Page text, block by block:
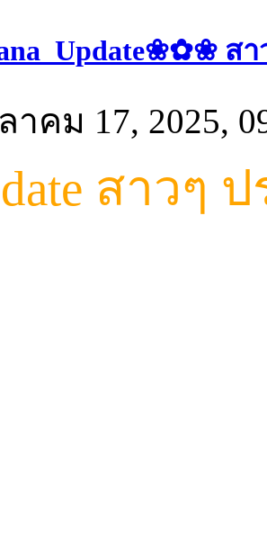
สา
าคม 17, 2025,
สาวๆ